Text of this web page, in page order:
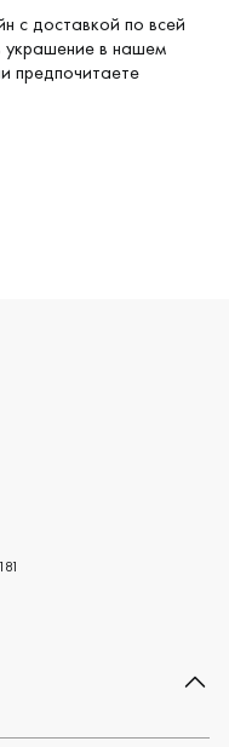
с доставкой по всей
украшение в нашем
предпочитаете